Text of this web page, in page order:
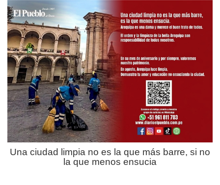
Una ciudad limpia no es la que más barre, si no
la que menos ensucia